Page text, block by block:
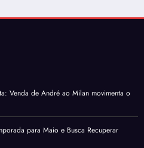
Venda de André ao Milan movimenta o
para Maio e Busca Recuperar